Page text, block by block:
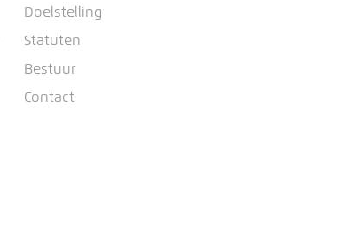
Doelstelling
Statuten
Bestuur
Contact